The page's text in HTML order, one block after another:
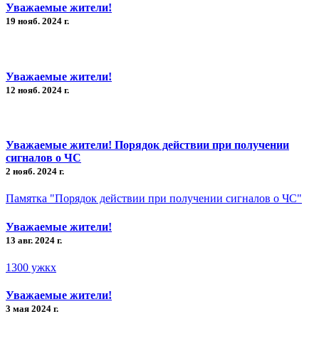
Уважаемые жители!
19 нояб. 2024 г.
Уважаемые жители!
12 нояб. 2024 г.
Уважаемые жители! Порядок действии при получении
сигналов о ЧС
2 нояб. 2024 г.
Памятка "Порядок действии при получении сигналов о ЧС"
Уважаемые жители!
13 авг. 2024 г.
1300 ужкх
Уважаемые жители!
3 мая 2024 г.